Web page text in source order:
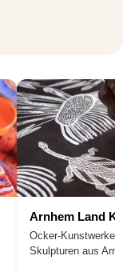
Arnhem Land
Ocker-Kunstwerke,
Skulpturen aus